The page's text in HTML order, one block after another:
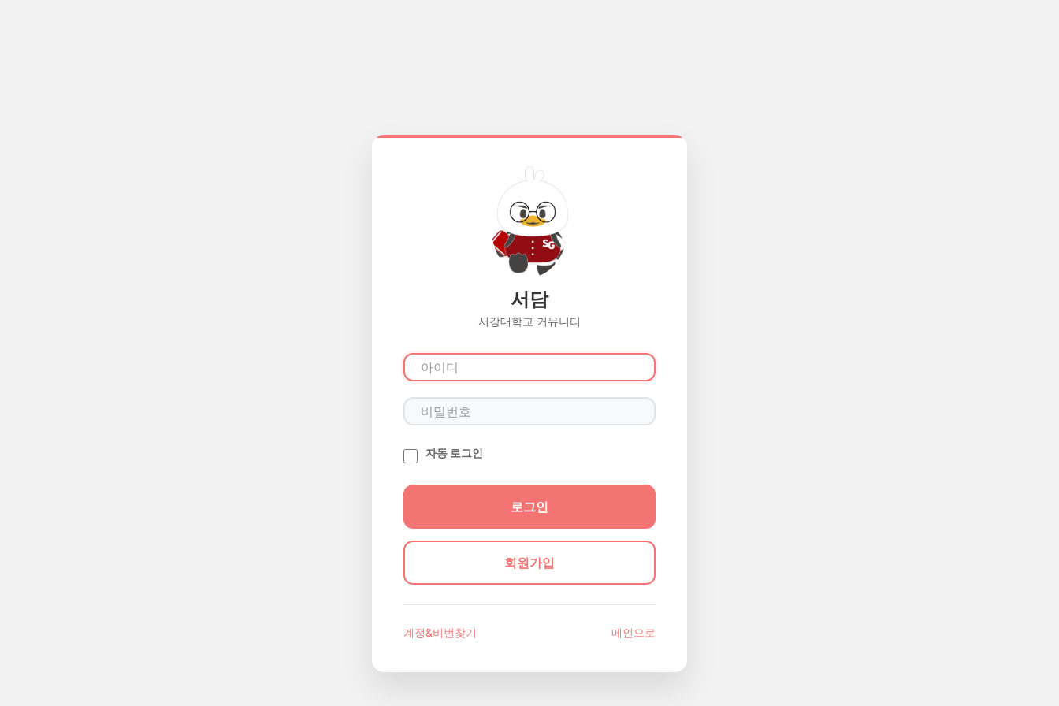
서담
서강대학교 커뮤니티
자동 로그인
회원가입
계정&비번찾기 메인으로